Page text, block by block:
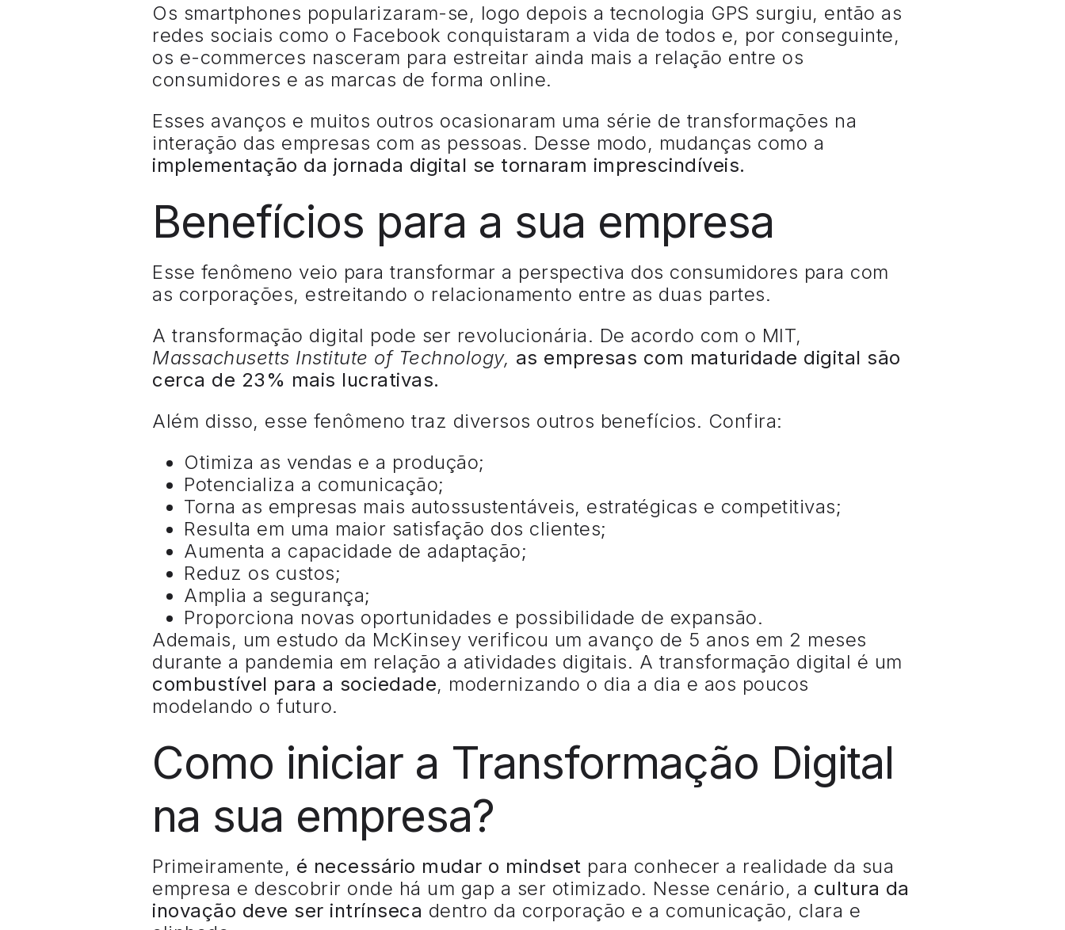
Os smartphones popularizaram-se, logo depois a tecnologia GPS surgiu, então as
redes sociais como o Facebook conquistaram a vida de todos e, por conseguinte,
os e-commerces nasceram para estreitar ainda mais a relação entre os
consumidores e as marcas de forma online.
Esses avanços e muitos outros ocasionaram uma série de transformações na
interação das empresas com as pessoas. Desse modo, mudanças como a
implementação da jornada digital se tornaram imprescindíveis.
Benefícios para a sua empresa
Esse fenômeno veio para transformar a perspectiva dos consumidores para com
as corporações, estreitando o relacionamento entre as duas partes.
A transformação digital pode ser revolucionária. De acordo com o MIT,
Massachusetts Institute of Technology, as empresas com maturidade digital são
cerca de 23% mais lucrativas.
Além disso, esse fenômeno traz diversos outros benefícios. Confira:
Otimiza as vendas e a produção;
Potencializa a comunicação;
Torna as empresas mais autossustentáveis, estratégicas e competitivas;
Resulta em uma maior satisfação dos clientes;
Aumenta a capacidade de adaptação;
Reduz os custos;
Amplia a segurança;
Proporciona novas oportunidades e possibilidade de expansão.
Ademais, um estudo da McKinsey verificou um avanço de 5 anos em 2 meses
durante a pandemia em relação a atividades digitais. A transformação digital é um
combustível para a sociedade, modernizando o dia a dia e aos poucos
modelando o futuro.
Como iniciar a Transformação Digital
na sua empresa?
Primeiramente, é necessário mudar o mindset para conhecer a realidade da sua
empresa e descobrir onde há um gap a ser otimizado. Nesse cenário, a cultura da
inovação deve ser intrínseca dentro da corporação e a comunicação, clara e